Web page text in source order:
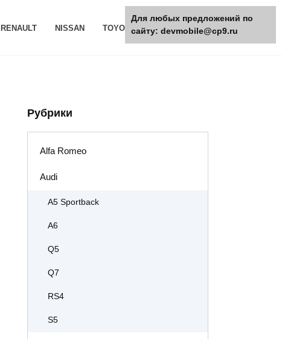
RENAULT NISSAN TOYOTA РАЗНОЕ
Рубрики
Alfa Romeo
Audi
A5 Sportback
A6
Q5
Q7
RS4
S5
Для любых предложений по
сайту: devmobile@cp9.ru